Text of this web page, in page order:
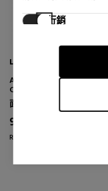
行銷
別用戶具有相關性和
LA COLLINE
ANTI-SPOT WHITE
CORRECTOR
面部皮肤护理
91,39 €
Regular price 148,00 €